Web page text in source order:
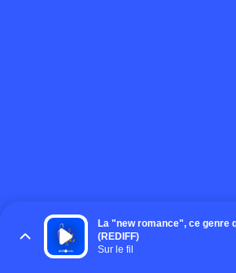
La "new romance", ce genre
(REDIFF)
Sur le fil